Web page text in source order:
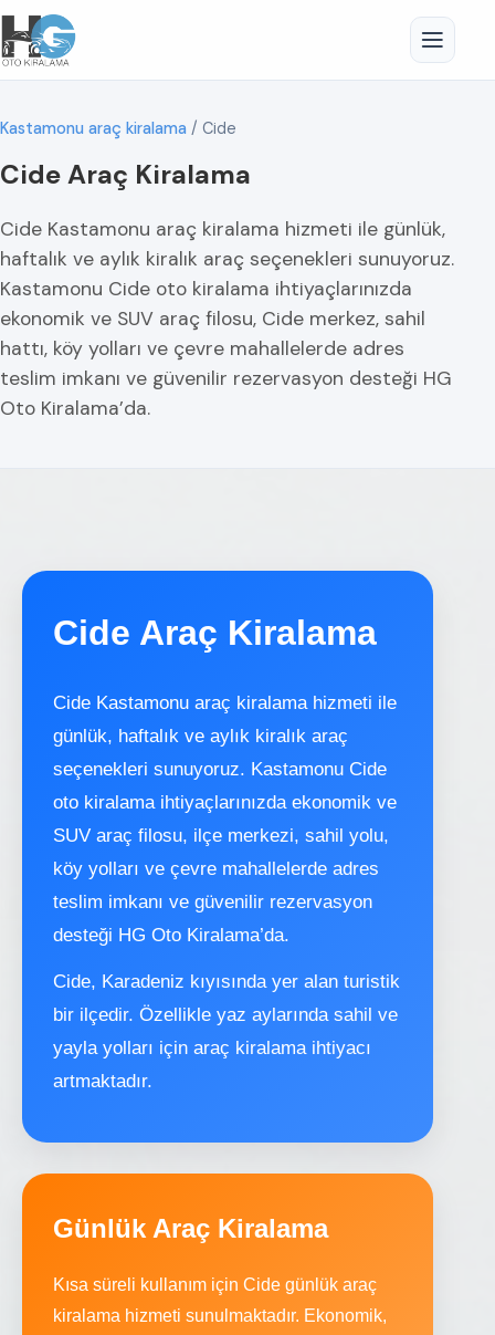
Kastamonu araç kiralama / Cide
Cide Araç Kiralama
Cide Kastamonu araç kiralama hizmeti ile günlük,
haftalık ve aylık kiralık araç seçenekleri sunuyoruz.
Kastamonu Cide oto kiralama ihtiyaçlarınızda
ekonomik ve SUV araç filosu, Cide merkez, sahil
hattı, köy yolları ve çevre mahallelerde adres
teslim imkanı ve güvenilir rezervasyon desteği HG
Oto Kiralama’da.
Cide Araç Kiralama
Cide Kastamonu araç kiralama hizmeti ile
günlük, haftalık ve aylık kiralık araç
seçenekleri sunuyoruz. Kastamonu Cide
oto kiralama ihtiyaçlarınızda ekonomik ve
SUV araç filosu, ilçe merkezi, sahil yolu,
köy yolları ve çevre mahallelerde adres
teslim imkanı ve güvenilir rezervasyon
desteği HG Oto Kiralama’da.
Cide, Karadeniz kıyısında yer alan turistik
bir ilçedir. Özellikle yaz aylarında sahil ve
yayla yolları için araç kiralama ihtiyacı
artmaktadır.
Günlük Araç Kiralama
Kısa süreli kullanım için Cide günlük araç
kiralama hizmeti sunulmaktadır. Ekonomik,